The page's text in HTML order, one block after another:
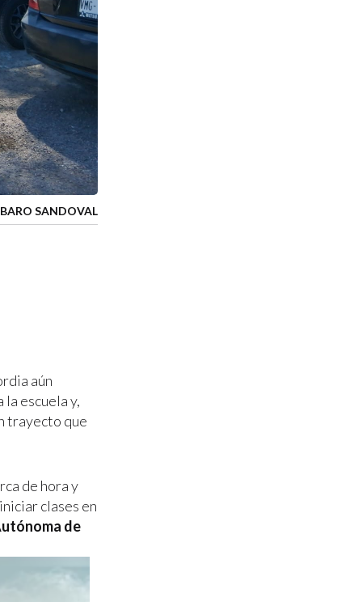
SANDOVAL
aún
escuela y,
trayecto que
de hora y
clases en
de